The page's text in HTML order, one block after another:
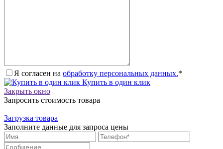
Я согласен на обработку персональных данных.*
Купить в один клик
Закрыть окно
Запросить стоимость товара
Загрузка товара
Заполните данные для запроса цены